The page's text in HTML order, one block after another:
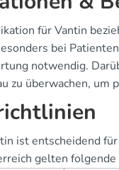
für Vantin
bei
notwendig.
zu überwachen,
ist entscheidend
gelten